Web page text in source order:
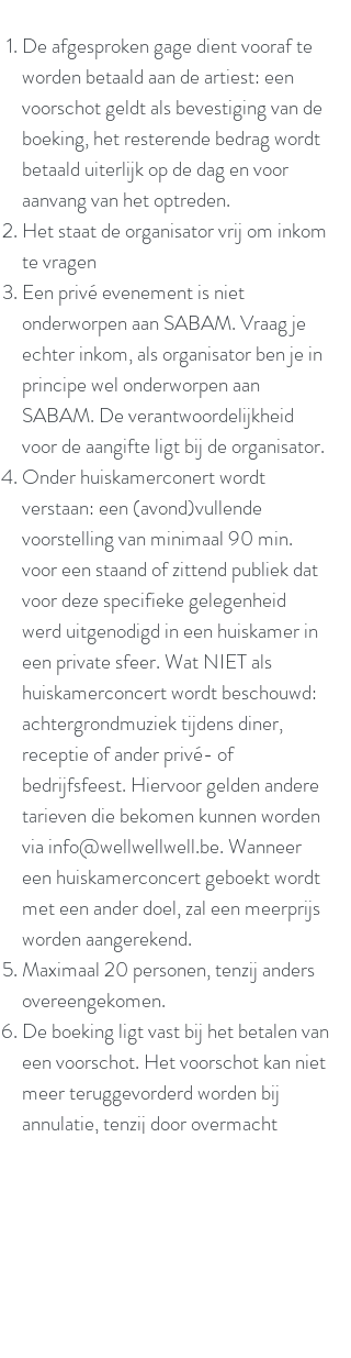
De afgesproken gage dient vooraf te
worden betaald aan de artiest: een
voorschot geldt als bevestiging van de
boeking, het resterende bedrag wordt
betaald uiterlijk op de dag en voor
aanvang van het optreden.
Het staat de organisator vrij om inkom
te vragen
Een privé evenement is niet
onderworpen aan SABAM. Vraag je
echter inkom, als organisator ben je in
principe wel onderworpen aan
SABAM. De verantwoordelijkheid
voor de aangifte ligt bij de organisator.
Onder huiskamerconert wordt
verstaan: een (avond)vullende
voorstelling van minimaal 90 min.
voor een staand of zittend publiek dat
voor deze specifieke gelegenheid
werd uitgenodigd in een huiskamer in
een private sfeer. Wat NIET als
huiskamerconcert wordt beschouwd:
achtergrondmuziek tijdens diner,
receptie of ander privé- of
bedrijfsfeest. Hiervoor gelden andere
tarieven die bekomen kunnen worden
via info@wellwellwell.be. Wanneer
een huiskamerconcert geboekt wordt
met een ander doel, zal een meerprijs
worden aangerekend.
Maximaal 20 personen, tenzij anders
overeengekomen.
De boeking ligt vast bij het betalen van
een voorschot. Het voorschot kan niet
meer teruggevorderd worden bij
annulatie, tenzij door overmacht